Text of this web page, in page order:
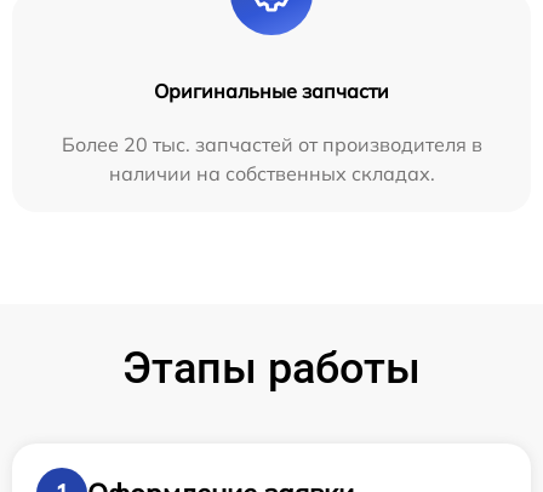
Оригинальные запчасти
Более 20 тыс. запчастей от производителя в
наличии на собственных складах.
Этапы работы